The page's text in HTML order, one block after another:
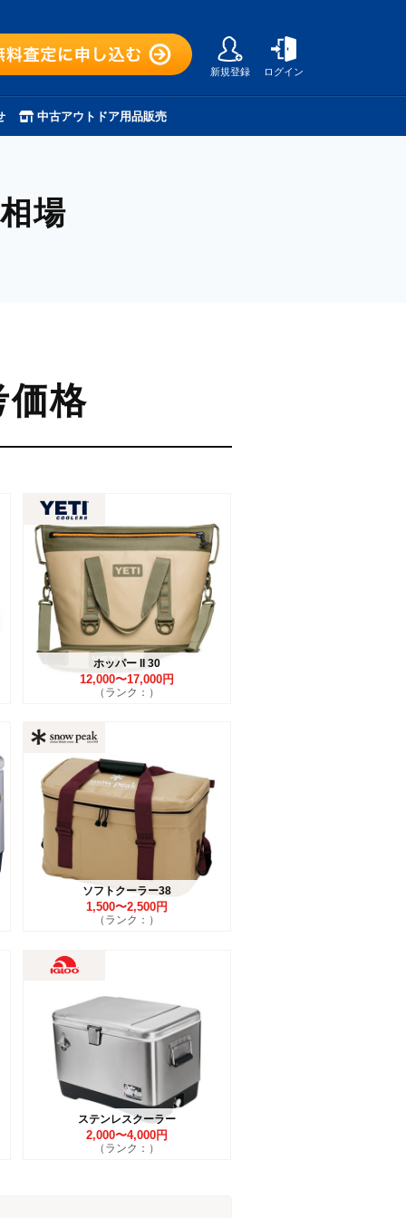
新規登録 ログイン
中古アウトドア用品販売
場
価格
ホッパー II 30
12,000〜17,000円
（ランク：）
ソフトクーラー38
1,500〜2,500円
（ランク：）
ステンレスクーラー
2,000〜4,000円
（ランク：）